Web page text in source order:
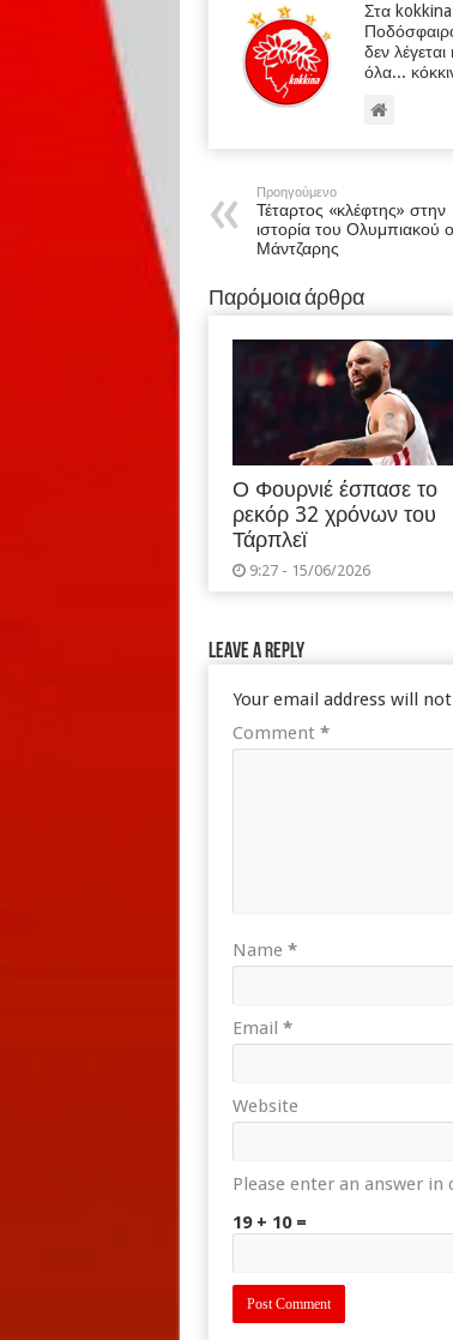
Στα
δεν
όλα...
Προηγούμενο
Τέταρτος «κλέφτης» στην
ιστορία του Ολυμπιακού ο
Μάντζαρης
Παρόμοια άρθρα
Ο Φουρνιέ έσπασε το
ρεκόρ 32 χρόνων του
Τάρπλεϊ
9:27 - 15/06/2026
Leave a Reply
Your email address will
Comment *
Name *
Email *
Website
Please enter an answer in
19 + 10 =